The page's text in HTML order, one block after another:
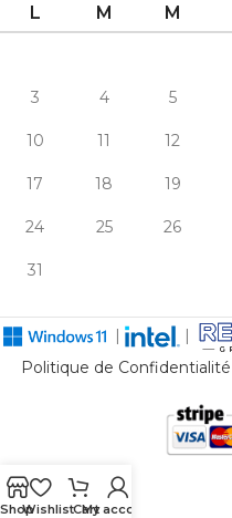
L M M
3 4 5
10 11 12
17 18 19
24 25 26
31
| |
Politique de Confidentialité
ShopWishlistCart
My account